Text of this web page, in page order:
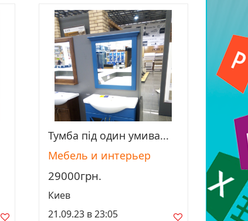
Просмотреть
Тумба під один умива...
Мебель и интерьер
29000грн.
Киев
21.09.23 в 23:05